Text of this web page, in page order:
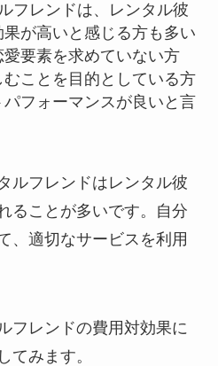
フレンドは、レンタル彼
が高いと感じる方も多い
要素を求めていない方
ことを目的としている方
フォーマンスが良いと言
ルフレンドはレンタル彼
ることが多いです。自分
、適切なサービスを利用
フレンドの費用対効果に
てみます。